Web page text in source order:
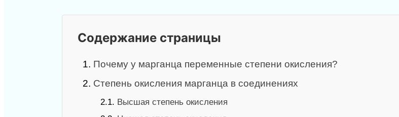
Содержание страницы
1. Почему у марганца переменные степени окисления?
2. Степень окисления марганца в соединениях
2.1. Высшая степень окисления